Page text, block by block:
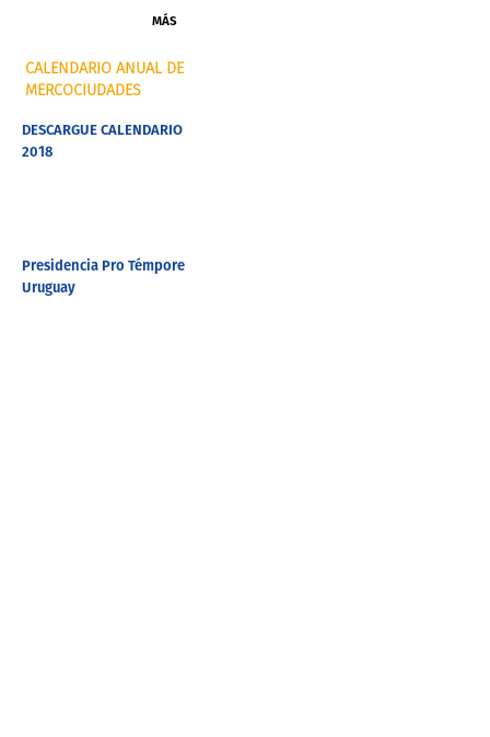
MÁS
CALENDARIO ANUAL DE
MERCOCIUDADES
DESCARGUE CALENDARIO
2018
Presidencia Pro Témpore
Uruguay